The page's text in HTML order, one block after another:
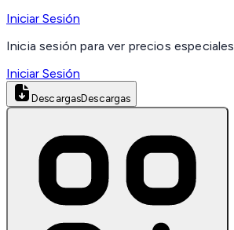
Iniciar Sesión
Inicia sesión para ver precios especiales
Iniciar Sesión
DescargasDescargas